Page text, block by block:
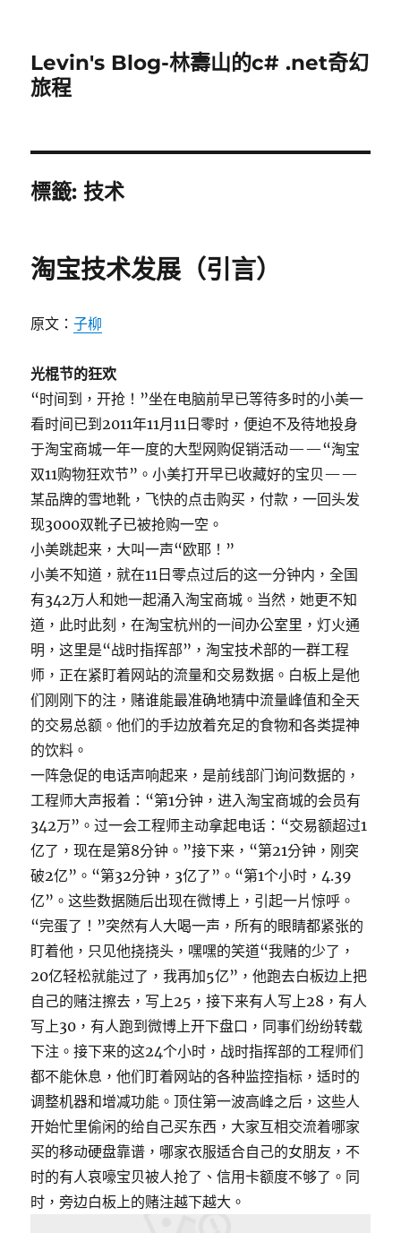
Levin's Blog-林壽山的c# .net奇幻
旅程
標籤:技术
淘宝技术发展（引言）
原文：子柳
光棍节的狂欢
“时间到，开抢！”坐在电脑前早已等待多时的小美一
看时间已到2011年11月11日零时，便迫不及待地投身
于淘宝商城一年一度的大型网购促销活动——“淘宝
双11购物狂欢节”。小美打开早已收藏好的宝贝——
某品牌的雪地靴，飞快的点击购买，付款，一回头发
现3000双靴子已被抢购一空。
小美跳起来，大叫一声“欧耶！”
小美不知道，就在11日零点过后的这一分钟内，全国
有342万人和她一起涌入淘宝商城。当然，她更不知
道，此时此刻，在淘宝杭州的一间办公室里，灯火通
明，这里是“战时指挥部”，淘宝技术部的一群工程
师，正在紧盯着网站的流量和交易数据。白板上是他
们刚刚下的注，赌谁能最准确地猜中流量峰值和全天
的交易总额。他们的手边放着充足的食物和各类提神
的饮料。
一阵急促的电话声响起来，是前线部门询问数据的，
工程师大声报着：“第1分钟，进入淘宝商城的会员有
342万”。过一会工程师主动拿起电话：“交易额超过1
亿了，现在是第8分钟。”接下来，“第21分钟，刚突
破2亿”。“第32分钟，3亿了”。“第1个小时，4.39
亿”。这些数据随后出现在微博上，引起一片惊呼。
“完蛋了！”突然有人大喝一声，所有的眼睛都紧张的
盯着他，只见他挠挠头，嘿嘿的笑道“我赌的少了，
20亿轻松就能过了，我再加5亿”，他跑去白板边上把
自己的赌注擦去，写上25，接下来有人写上28，有人
写上30，有人跑到微博上开下盘口，同事们纷纷转载
下注。接下来的这24个小时，战时指挥部的工程师们
都不能休息，他们盯着网站的各种监控指标，适时的
调整机器和增减功能。顶住第一波高峰之后，这些人
开始忙里偷闲的给自己买东西，大家互相交流着哪家
买的移动硬盘靠谱，哪家衣服适合自己的女朋友，不
时的有人哀嚎宝贝被人抢了、信用卡额度不够了。同
时，旁边白板上的赌注越下越大。